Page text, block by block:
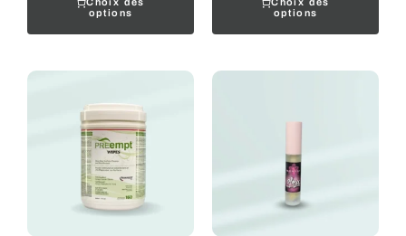
options
options